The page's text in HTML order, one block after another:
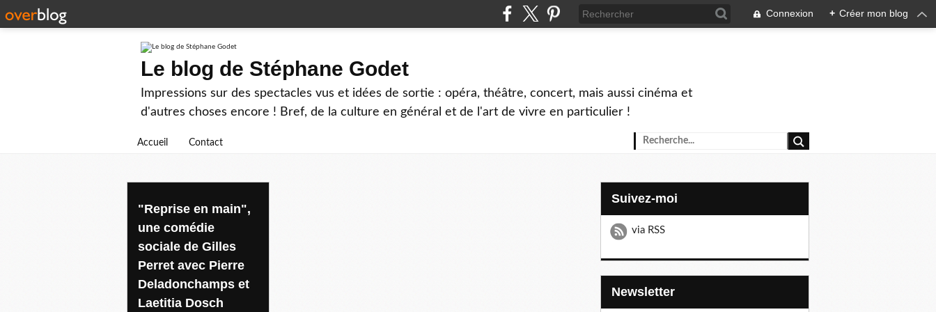
Connexion + Créer mon blog
Le blog de Stéphane Godet
Impressions sur des spectacles vus et idées de sortie : opéra, théâtre, concert, mais aussi cinéma et
d'autres choses encore ! Bref, de la culture en général et de l'art de vivre en particulier !
Accueil Contact
gregory montel
"Reprise en main",
une comédie
sociale de Gilles
Perret avec Pierre
Deladonchamps et
Laetitia Dosch
Suivez-moi
via RSS
Newsletter